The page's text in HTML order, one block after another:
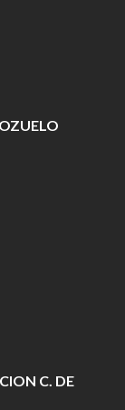
C. DE